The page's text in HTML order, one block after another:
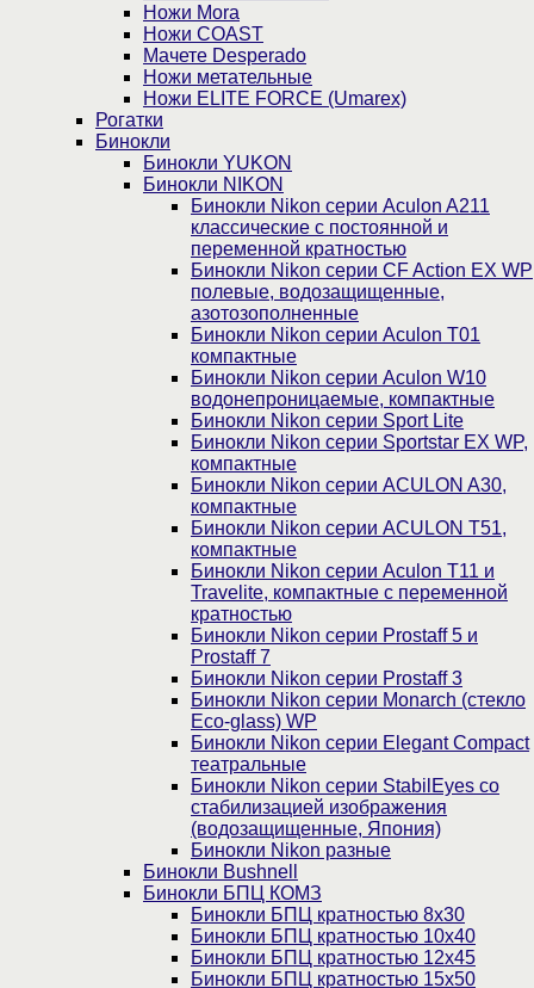
Ножи Mora
Ножи COAST
Мачете Desperado
Ножи метательные
Ножи ELITE FORCE (Umarex)
Рогатки
Бинокли
Бинокли YUKON
Бинокли NIKON
Бинокли Nikon серии Aculon A211
классические с постоянной и
переменной кратностью
Бинокли Nikon серии СF Action EX WP
полевые, водозащищенные,
азотозополненные
Бинокли Nikon серии Aculon T01
компактные
Бинокли Nikon серии Aculon W10
водонепроницаемые, компактные
Бинокли Nikon серии Sport Lite
Бинокли Nikon серии Sportstar EX WP,
компактные
Бинокли Nikon серии ACULON A30,
компактные
Бинокли Nikon серии ACULON Т51,
компактные
Бинокли Nikon серии Aculon T11 и
Travelite, компактные с переменной
кратностью
Бинокли Nikon серии Prostaff 5 и
Prostaff 7
Бинокли Nikon серии Prostaff 3
Бинокли Nikon серии Monarch (стекло
Eco-glass) WP
Бинокли Nikon серии Elegant Compact
театральные
Бинокли Nikon серии StabilEyes со
стабилизацией изображения
(водозащищенные, Япония)
Бинокли Nikon разные
Бинокли Bushnell
Бинокли БПЦ КОМЗ
Бинокли БПЦ кратностью 8х30
Бинокли БПЦ кратностью 10х40
Бинокли БПЦ кратностью 12х45
Бинокли БПЦ кратностью 15х50